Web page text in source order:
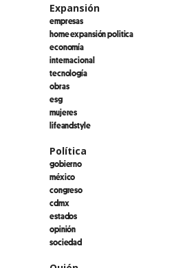
Expansión
empresas
home expansión politica
economía
internacional
tecnología
obras
esg
mujeres
lifeandstyle
Política
gobierno
méxico
congreso
cdmx
estados
opinión
sociedad